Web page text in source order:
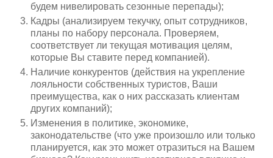
будем нивелировать сезонные перепады);
Кадры (анализируем текучку, опыт сотрудников,
планы по набору персонала. Проверяем,
соответствует ли текущая мотивация целям,
которые Вы ставите перед компанией).
Наличие конкурентов (действия на укрепление
лояльности собственных туристов, Ваши
преимущества, как о них рассказать клиентам
других компаний);
Изменения в политике, экономике,
законодательстве (что уже произошло или только
планируется, как это может отразиться на Вашем